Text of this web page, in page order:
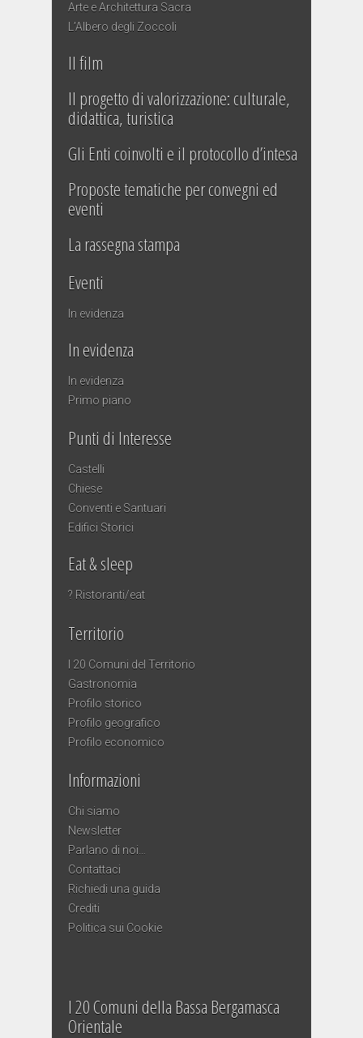
Arte e Architettura Sacra
L’Albero degli Zoccoli
Il film
Il progetto di valorizzazione: culturale,
didattica, turistica
Gli Enti coinvolti e il protocollo d’intesa
Proposte tematiche per convegni ed
eventi
La rassegna stampa
Eventi
In evidenza
In evidenza
In evidenza
Primo piano
Punti di Interesse
Castelli
Chiese
Conventi e Santuari
Edifici Storici
Eat & sleep
? Ristoranti/eat
Territorio
I 20 Comuni del Territorio
Gastronomia
Profilo storico
Profilo geografico
Profilo economico
Informazioni
Chi siamo
Newsletter
Parlano di noi…
Contattaci
Richiedi una guida
Crediti
Politica sui Cookie
I 20 Comuni della Bassa Bergamasca
Orientale